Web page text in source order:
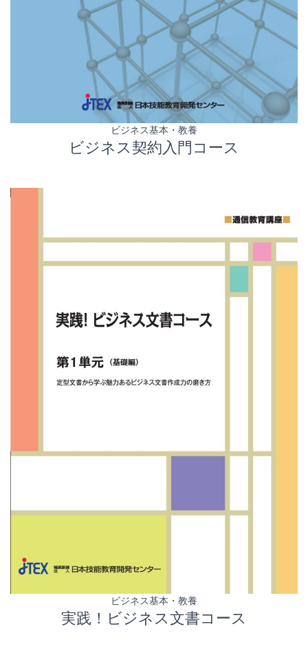
ビジネス基本・教養
ビジネス契約入門コース
ビジネス基本・教養
実践！ビジネス文書コース